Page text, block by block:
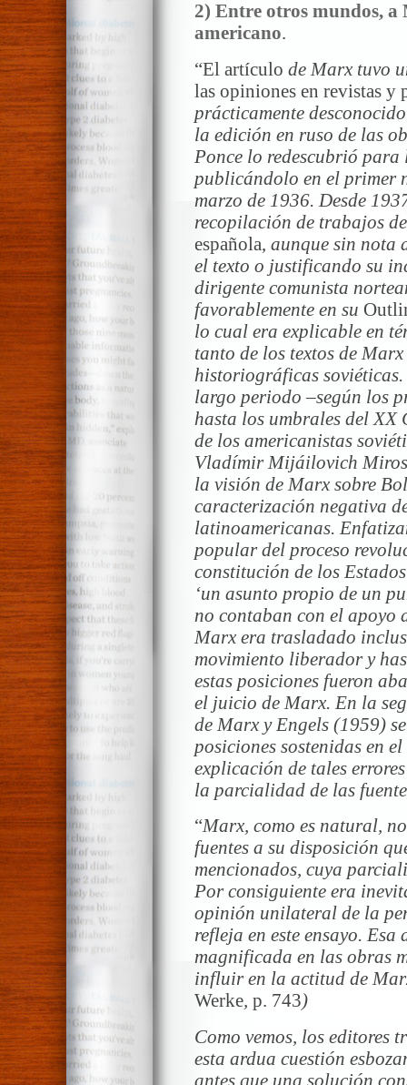
2) Entre otros mundos, a
americano.
“El artículo de Marx tuvo
las opiniones en revistas y
prácticamente
la edición en ruso de las
Ponce lo redescubrió para
publicándolo en el primer
marzo de 1936. Desde
recopilación de trabajos
española, aunque sin nota
el texto o justificando su
dirigente comunista
favorablemente en su
lo cual era explicable en
tanto de los textos de
historiográficas
largo periodo –según los
hasta los umbrales del XX
de los americanistas
Vladímir Mijáilovich
la visión de Marx sobre
caracterización negativa
latinoamericanas.
popular del proceso
constitución de los
‘un asunto propio de un
no contaban con el apoyo
Marx era trasladado
movimiento liberador y
estas posiciones fueron
el juicio de Marx. En la
de Marx y Engels (1959)
posiciones sostenidas en
explicación de tales
la parcialidad de las
“Marx, como es natural,
fuentes a su disposición
mencionados, cuya
Por consiguiente era
opinión unilateral de la
refleja en este ensayo.
magnificada en las obras
influir en la actitud de
Werke, p. 743)
Como vemos, los editores
esta ardua cuestión
antes que una solución